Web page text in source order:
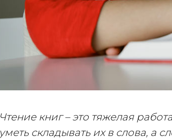
Чтение книг – это тяжелая
уметь складывать их в слова, а